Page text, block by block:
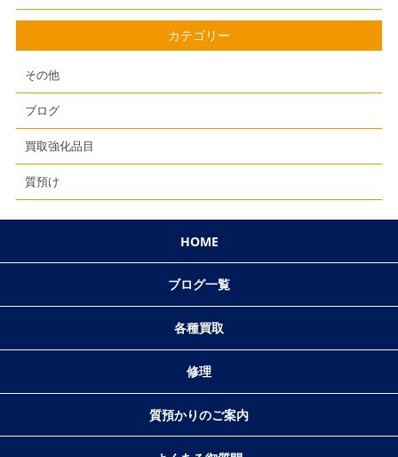
カテゴリー
その他
ブログ
買取強化品目
質預け
HOME
ブログ一覧
各種買取
修理
質預かりのご案内